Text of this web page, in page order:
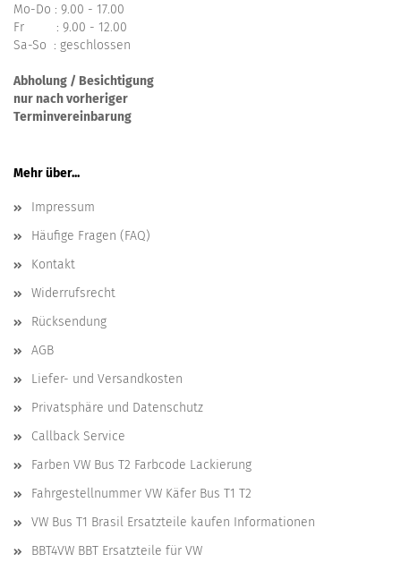
Mo-Do : 9.00 - 17.00
Fr : 9.00 - 12.00
Sa-So : geschlossen
Abholung / Besichtigung
nur nach vorheriger
Terminvereinbarung
Mehr über...
Impressum
Häufige Fragen (FAQ)
Kontakt
Widerrufsrecht
Rücksendung
AGB
Liefer- und Versandkosten
Privatsphäre und Datenschutz
Callback Service
Farben VW Bus T2 Farbcode Lackierung
Fahrgestellnummer VW Käfer Bus T1 T2
VW Bus T1 Brasil Ersatzteile kaufen Informationen
BBT4VW BBT Ersatzteile für VW